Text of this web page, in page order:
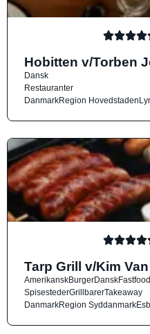
Hobitten v/Torben
Dansk
Restauranter
DanmarkRegion Hovedstaden
Tarp Grill v/Kim
AmerikanskBurgerDanskFastfood
SpisestederGrillbarerTakeaway
DanmarkRegion Syddanmark